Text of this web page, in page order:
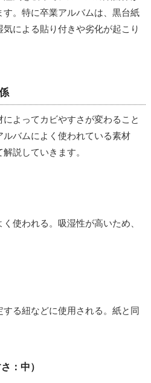
。特に卒業アルバムは、黒台紙
による貼り付きや劣化が起こり
よってカビやすさが変わること
バムによく使われている素材
説していきます。
使われる。吸湿性が高いため、
る紐などに使用される。紙と同
：中）